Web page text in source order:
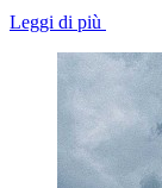
Leggi di più